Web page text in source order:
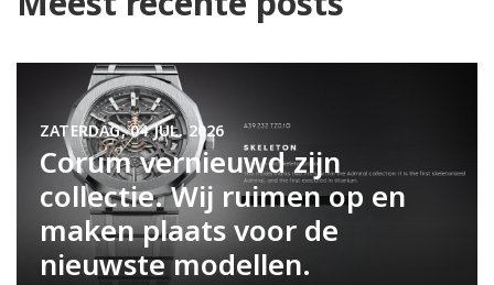
Corum vernieuwd zijn
collectie. Wij ruimen op en
maken plaats voor de
nieuwste modellen.
ZATERDAG, 04 JUL. 2026